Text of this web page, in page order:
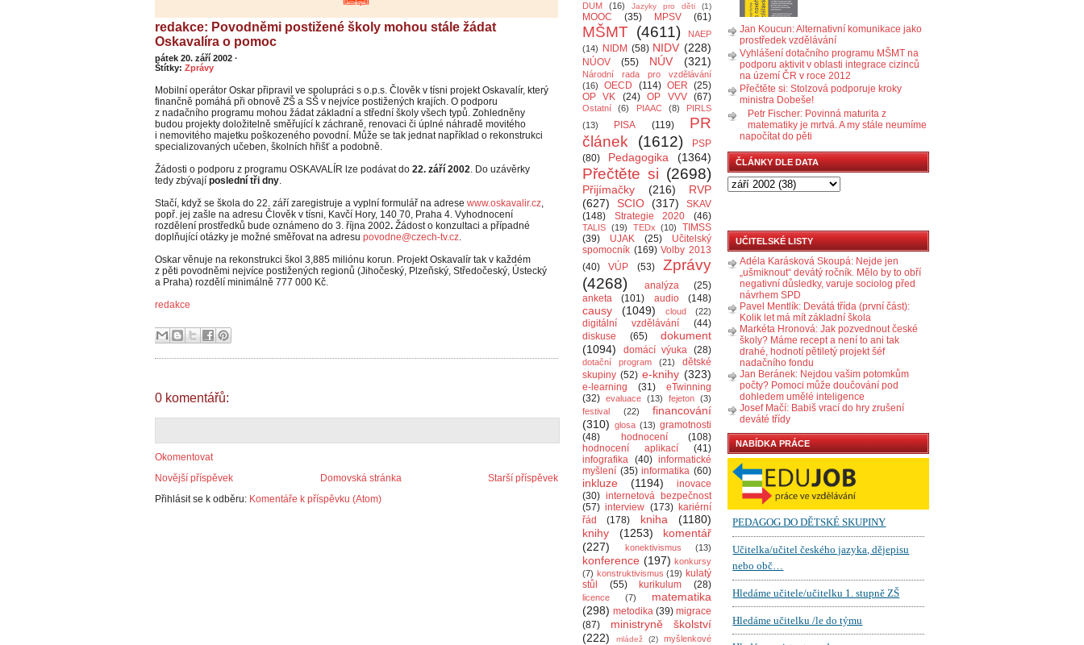
redakce: Povodněmi postižené školy mohou stále žádat
Oskavalíra o pomoc
pátek 20. září 2002 ·
Štítky: Zprávy
Mobilní operátor Oskar připravil ve spolupráci s o.p.s. Člověk v tísni projekt Oskavalír, který
finančně pomáhá při obnově ZŠ a SŠ v nejvíce postižených krajích. O podporu
z nadačního programu mohou žádat základní a střední školy všech typů. Zohledněny
budou projekty doložitelně směřující k záchraně, renovaci či úplné náhradě movitého
i nemovitého majetku poškozeného povodní. Může se tak jednat například o rekonstrukci
specializovaných učeben, školních hřišť a podobně.
Žádosti o podporu z programu OSKAVALÍR lze podávat do 22. září 2002. Do uzávěrky
tedy zbývají poslední tři dny.
Stačí, když se škola do 22. září zaregistruje a vyplní formulář na adrese www.oskavalir.cz,
popř. jej zašle na adresu Člověk v tísni, Kavčí Hory, 140 70, Praha 4. Vyhodnocení
rozdělení prostředků bude oznámeno do 3. října 2002. Žádost o konzultaci a případné
doplňující otázky je možné směřovat na adresu povodne@czech-tv.cz.
Oskar věnuje na rekonstrukci škol 3,885 miliónu korun. Projekt Oskavalír tak v každém
z pěti povodněmi nejvíce postižených regionů (Jihočeský, Plzeňský, Středočeský, Ústecký
a Praha) rozdělí minimálně 777 000 Kč.
redakce
0 komentářů:
Okomentovat
Novější příspěvek
Starší příspěvek
Domovská stránka
Přihlásit se k odběru: Komentáře k příspěvku (Atom)
DUM
(16) Jazyky pro děti (1)
MOOC (35) MPSV (61)
MŠMT (4611)
NAEP
(14)
NIDM (58) NIDV (228)
NÚOV (55) NÚV (321)
Národní rada pro vzdělávání
(16)
OECD (114) OER (25)
OP VK
(24) OP VVV (67)
Ostatní (6) PIAAC (8)
PIRLS
(13)
PISA (119)
PR
článek
(1612)
PSP
(80)
Pedagogika (1364)
Přečtěte si (2698)
Přijímačky (216)
RVP
(627)
SCIO (317)
SKAV
(148)
Strategie 2020 (46)
TALIS (19) TEDx (10)
TIMSS
(39)
UJAK (25)
Učitelský
spomocník (169) Volby 2013
(40)
VÚP (53)
Zprávy
(4268)
analýza
(25)
anketa
(101) audio (148)
causy (1049) cloud (22)
digitální vzdělávání
(44)
diskuse
(65)
dokument
(1094)
domácí výuka (28)
dotační program (21)
dětské
skupiny (52) e-knihy (323)
e-learning (31)
eTwinning
(32) evaluace (13) fejeton (3)
festival
(22)
financování
(310) glosa (13) gramotnosti
(48)
hodnocení
(108)
hodnocení aplikací
(41)
infografika (40) informatické
myšlení (35) informatika (60)
inkluze (1194)
inovace
(30) internetová bezpečnost
(57) interview (173) kariérní
řád
(178) kniha
(1180)
knihy
(1253)
komentář
(227)
konektivismus (13)
konference (197) konkursy
(7) konstruktivismus (19) kulatý
stůl
(55) kurikulum (28)
licence (7)
matematika
(298) metodika (39) migrace
(87)
ministryně školství
(222)
mládež (2)
myšlenkové
Jan Koucun: Alternativní komunikace jako
prostředek vzdělávání
Vyhlášení dotačního programu MŠMT na
podporu aktivit v oblasti integrace cizinců
na území ČR v roce 2012
Přečtěte si: Stolzová podporuje kroky
ministra Dobeše!
Petr Fischer: Povinná maturita z
matematiky je mrtvá. A my stále neumíme
napočítat do pěti
ČLÁNKY DLE DATA
UČITELSKÉ LISTY
Adéla Karásková Skoupá: Nejde jen
„ušmiknout“ devátý ročník. Mělo by to obří
negativní důsledky, varuje sociolog před
návrhem SPD
Pavel Mentlík: Devátá třída (první část):
Kolik let má mít základní škola
Markéta Hronová: Jak pozvednout české
školy? Máme recept a není to ani tak
drahé, hodnotí pětiletý projekt šéf
nadačního fondu
Jan Beránek: Nejdou vašim potomkům
počty? Pomoci může doučování pod
dohledem umělé inteligence
Josef Mačí: Babiš vrací do hry zrušení
deváté třídy
NABÍDKA PRÁCE